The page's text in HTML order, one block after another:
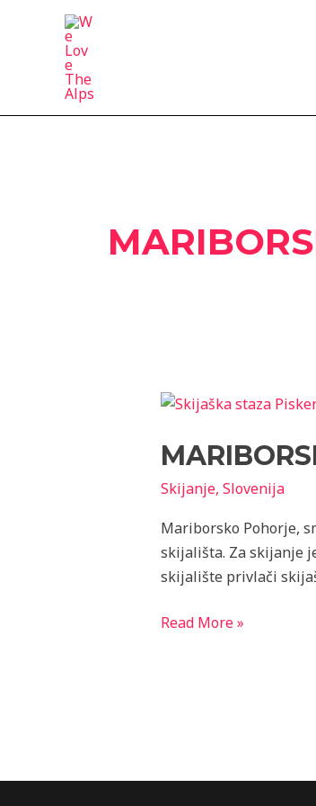
Skijanje, Slovenija
Mariborsko Pohorje,
skijališta. Za skijanje
skijalište privlači
Mariborsko
–
skijalište
u
Sloveniji
Read More »